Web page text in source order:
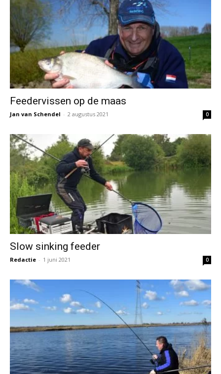
Feedervissen op de maas
Jan van Schendel - 2 augustus 2021 0
Slow sinking feeder
Redactie - 1 juni 2021 0